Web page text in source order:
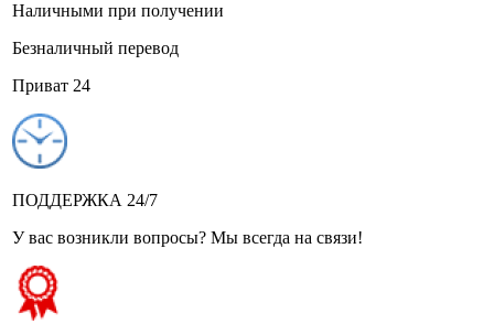
Наличными при получении
Безналичный перевод
Приват 24
ПОДДЕРЖКА 24/7
У вас возникли вопросы? Мы всегда на связи!